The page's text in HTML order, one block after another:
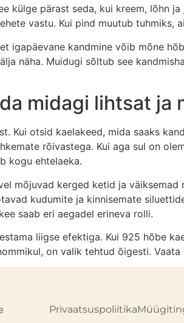
külge pärast seda, kui kreem, lõhn
vastu. Kui pind muutub tuhmiks,
igapäevane kandmine võib mõne
näha. Muidugi sõltub see
midagi lihtsat ja
Kui otsid kaelakeed, mida saaks
rõivastega. Kui aga sul on
kogu ehtelaeka.
mõjuvad kerged ketid ja
kudumite ja kinnisemate
saab eri aegadel erineva rolli.
liigse efektiga. Kui 925 hõbe
on valik tehtud õigesti.
Privaatsuspoliitika